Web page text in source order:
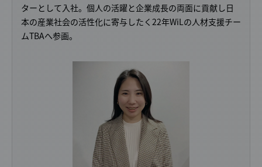
ターとして入社。個人の活躍と企業成長の両面に貢献し日
本の産業社会の活性化に寄与したく22年WiLの人材支援チー
ムTBAへ参画。